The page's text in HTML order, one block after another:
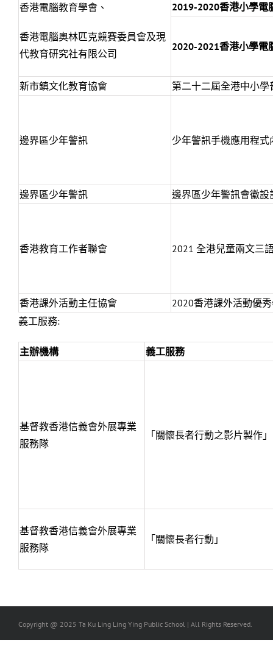
香港電腦教育學會、
香港電腦奧林匹克競賽委員會及現
代教育研究社有限公司
2019-2020香港小學電
2020-2021香港小學電
新市鎮文化教育協會 第二十二屆全港中小
邊界區少年警訊 少年警訊手機應用程式
邊界區少年警訊 邊界區少年警訊會徽設
香港教育工作者聯會 2021 全港兒童兩文三
香港課外活動主任協會
2020香港課外活動優
義工服務:
主辦機構 義工服務
基督教香港信義會外展專業
服務隊
「關懷長者行動之影片製作」
基督教香港信義會外展專業
服務隊
「關懷長者行動」
Copyright @ 2025 Ta Ku Ling Ling Ying Public School | All Rights Reserved.